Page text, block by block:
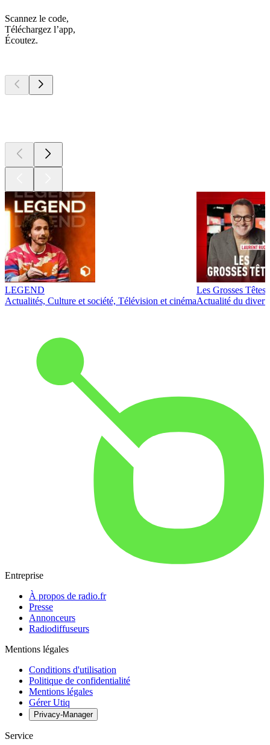
Scannez le code,
Téléchargez l’app,
Écoutez.
LEGEND
Actualités, Culture et société, Télévision et cinéma
Les Grosses Têtes
Actualité du
Entreprise
À propos de radio.fr
Presse
Annonceurs
Radiodiffuseurs
Mentions légales
Conditions d'utilisation
Politique de confidentialité
Mentions légales
Gérer Utiq
Privacy-Manager
Service